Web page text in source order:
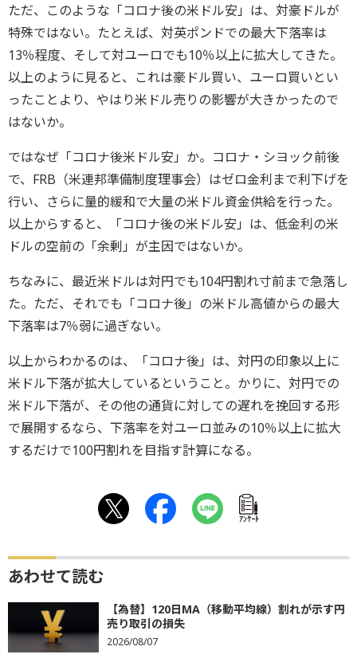
ただ、このような「コロナ後の米ドル安」は、対豪ドルが
特殊ではない。たとえば、対英ポンドでの最大下落率は
13％程度、そして対ユーロでも10％以上に拡大してきた。
以上のように見ると、これは豪ドル買い、ユーロ買いとい
ったことより、やはり米ドル売りの影響が大きかったので
はないか。
ではなぜ「コロナ後米ドル安」か。コロナ・シヨック前後
で、FRB（米連邦準備制度理事会）はゼロ金利まで利下げを
行い、さらに量的緩和で大量の米ドル資金供給を行った。
以上からすると、「コロナ後の米ドル安」は、低金利の米
ドルの空前の「余剰」が主因ではないか。
ちなみに、最近米ドルは対円でも104円割れ寸前まで急落し
た。ただ、それでも「コロナ後」の米ドル高値からの最大
下落率は7％弱に過ぎない。
以上からわかるのは、「コロナ後」は、対円の印象以上に
米ドル下落が拡大しているということ。かりに、対円での
米ドル下落が、その他の通貨に対しての遅れを挽回する形
で展開するなら、下落率を対ユーロ並みの10％以上に拡大
するだけで100円割れを目指す計算になる。
ｱﾝｹｰﾄ
あわせて読む
【為替】120日MA（移動平均線）割れが示す円
売り取引の損失
2026/08/07